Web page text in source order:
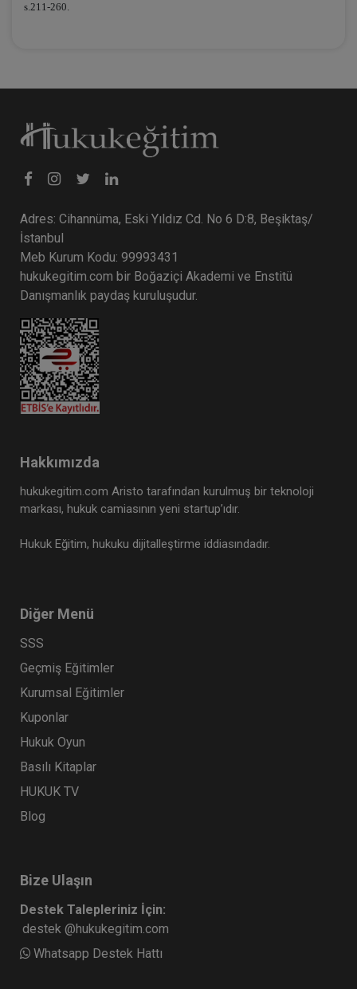
s.211-260.
Adres: Cihannüma, Eski Yıldız Cd. No 6 D:8, Beşiktaş/
İstanbul
Meb Kurum Kodu: 99993431
hukukegitim.com bir Boğaziçi Akademi ve Enstitü
Danışmanlık paydaş kuruluşudur.
Hakkımızda
hukukegitim.com Aristo tarafından kurulmuş bir teknoloji
markası, hukuk camiasının yeni startup’ıdır.
Hukuk Eğitim, hukuku dijitalleştirme iddiasındadır.
Diğer Menü
SSS
Geçmiş Eğitimler
Kurumsal Eğitimler
Kuponlar
Hukuk Oyun
Basılı Kitaplar
HUKUK TV
Blog
Bize Ulaşın
Destek Talepleriniz İçin:
destek @hukukegitim.com
Whatsapp Destek Hattı